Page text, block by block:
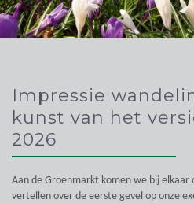
Impressie
kunst van het
2026
Aan de Groenmarkt komen we bij elkaar
vertellen over de eerste gevel op onze